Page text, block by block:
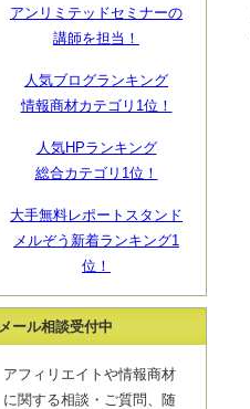
アンリミテッドセミナーの
講師を担当！
人気ブログランキング
情報商材カテゴリ1位！
人気HPランキング
総合カテゴリ1位！
大手無料レポートスタンド
メルぞう新着ランキング1
位！
メール相談受付中
アフィリエイトや情報商材
に関する相談・ご質問、随